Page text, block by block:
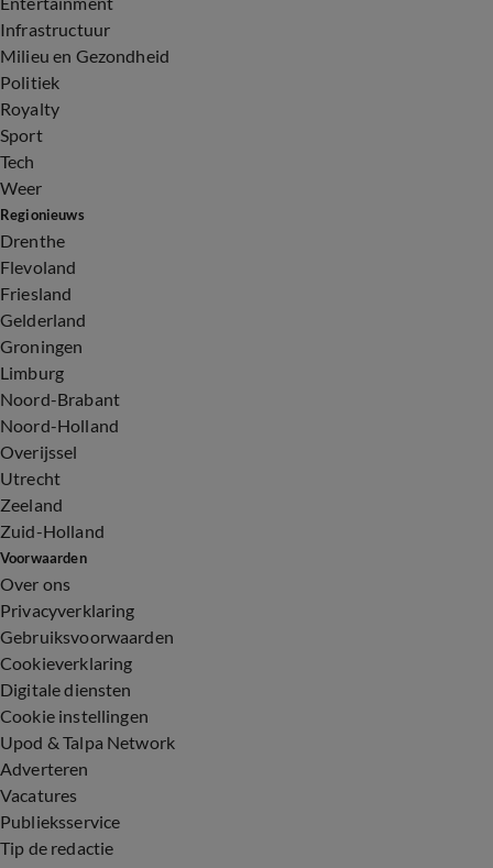
Infrastructuur
Milieu en Gezondheid
Politiek
Royalty
Sport
Tech
Weer
Regionieuws
Drenthe
Flevoland
Friesland
Gelderland
Groningen
Limburg
Noord-Brabant
Noord-Holland
Overijssel
Utrecht
Zeeland
Zuid-Holland
Voorwaarden
Over ons
Privacyverklaring
Gebruiksvoorwaarden
Cookieverklaring
Digitale diensten
Cookie instellingen
Upod & Talpa Network
Adverteren
Vacatures
Publieksservice
Tip de redactie